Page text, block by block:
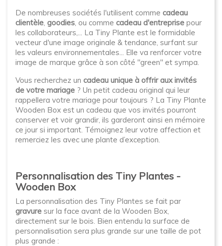
De nombreuses sociétés l'utilisent comme cadeau
clientèle, goodies, ou comme cadeau d'entreprise pour
les collaborateurs,... La Tiny Plante est le formidable
vecteur d'une image originale & tendance, surfant sur
les valeurs environnementales... Elle va renforcer votre
image de marque grâce à son côté "green" et sympa.
Vous recherchez un cadeau unique à offrir aux invités
de votre mariage ? Un petit cadeau original qui leur
rappellera votre mariage pour toujours ? La Tiny Plante
Wooden Box est un cadeau que vos invités pourront
conserver et voir grandir, ils garderont ainsi en mémoire
ce jour si important. Témoignez leur votre affection et
remerciez les avec une plante d’exception.
Personnalisation des Tiny Plantes -
Wooden Box
La personnalisation des Tiny Plantes se fait par
gravure sur la face avant de la Wooden Box,
directement sur le bois. Bien entendu la surface de
personnalisation sera plus grande sur une taille de pot
plus grande :